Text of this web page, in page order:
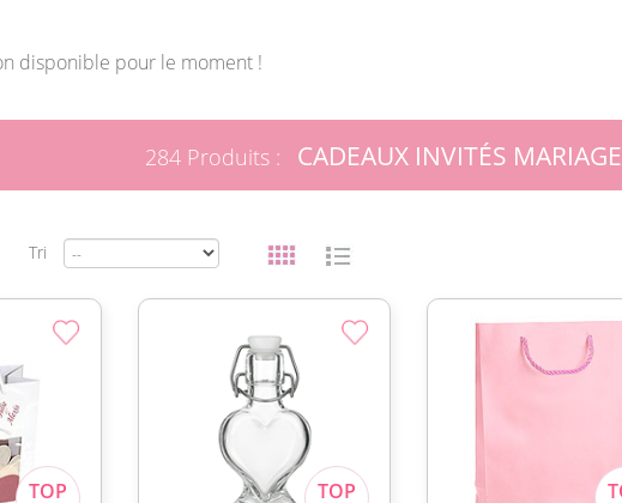
disponible pour le moment !
284 Produits : CADEAUX INVITÉS MARIAGE
Tri